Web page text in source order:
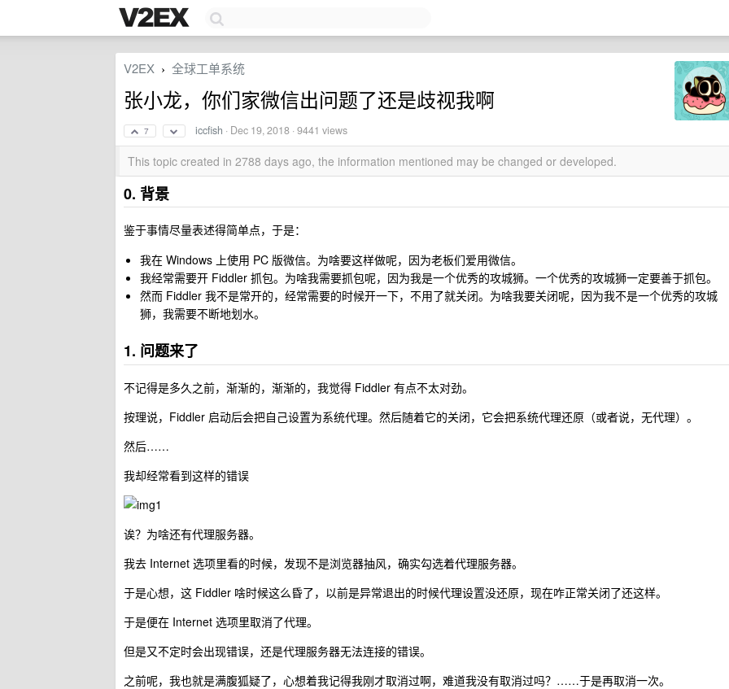
V2EX › 全球工单系统
张小龙，你们家微信出问题了还是歧视我啊
7 iccfish · Dec 19, 2018 · 9441 views
This topic created in 2788 days ago, the information mentioned may be changed or developed.
0. 背景
鉴于事情尽量表述得简单点，于是：
我在 Windows 上使用 PC 版微信。为啥要这样做呢，因为老板们爱用微信。
我经常需要开 Fiddler 抓包。为啥我需要抓包呢，因为我是一个优秀的攻城狮。一个优秀的攻城狮一定要善于抓包。
然而 Fiddler 我不是常开的，经常需要的时候开一下，不用了就关闭。为啥我要关闭呢，因为我不是一个优秀的攻城
狮，我需要不断地划水。
1. 问题来了
不记得是多久之前，渐渐的，渐渐的，我觉得 Fiddler 有点不太对劲。
按理说，Fiddler 启动后会把自己设置为系统代理。然后随着它的关闭，它会把系统代理还原（或者说，无代理）。
然后……
我却经常看到这样的错误
诶？为啥还有代理服务器。
我去 Internet 选项里看的时候，发现不是浏览器抽风，确实勾选着代理服务器。
于是心想，这 Fiddler 啥时候这么昏了，以前是异常退出的时候代理设置没还原，现在咋正常关闭了还这样。
于是便在 Internet 选项里取消了代理。
但是又不定时会出现错误，还是代理服务器无法连接的错误。
之前呢，我也就是满腹狐疑了，心想着我记得我刚才取消过啊，难道我没有取消过吗？……于是再取消一次。